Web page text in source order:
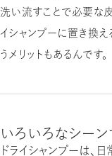
洗い流すことで必要な
イシャンプーに置き換
うメリットもあるんです。
いろいろなシーン
ドライシャンプーは、